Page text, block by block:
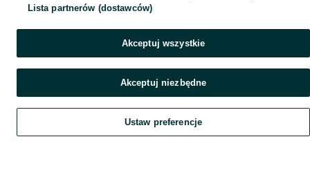
Szukaj Obserwujesz Dodaj Czat Konto
Lista partnerów (dostawców)
Akceptuj wszystkie
Akceptuj niezbędne
Ustaw preferencje